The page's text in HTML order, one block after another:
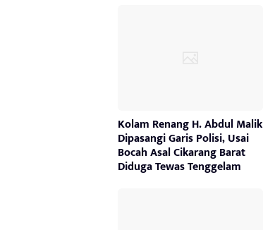
Kolam Renang H. Abdul Malik
Dipasangi Garis Polisi, Usai
Bocah Asal Cikarang Barat
Diduga Tewas Tenggelam